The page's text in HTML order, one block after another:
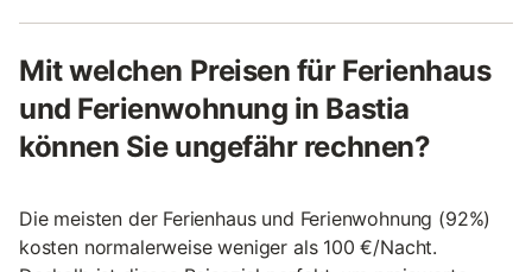
Mit welchen Preisen für Ferienhaus
und Ferienwohnung in Bastia
können Sie ungefähr rechnen?
Die meisten der Ferienhaus und Ferienwohnung (92%)
kosten normalerweise weniger als 100 €/Nacht.